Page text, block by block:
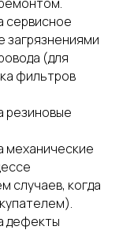
сервисное
загрязнениями
(для
фильтров
резиновые
механические
случаев, когда
дефекты